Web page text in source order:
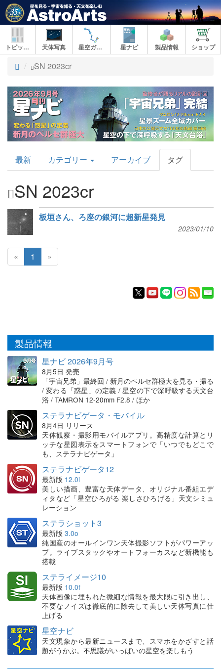
トピックス 天体写真 星空ガイド 星ナビ 製品情報 ショップ
ト
プ
SN 2023cr
AstroArts
Topics
最新 カテゴリー アーカイブ タグ
SN 2023cr
板垣さん、ろ座の銀河に超新星発見
2023/01/10
« 1 »
製品情報
星ナビ 2026年9月号
8月5日 発売
「宇宙兄弟」最終回 / 新月のペルセ群極大を見る・撮る
/ 変わる「惑星」の定義 / 星空の下で深呼吸する天文台
浴 / TAMRON 12-20mm F2.8 / ほか
ステラナビゲータ・モバイル
8月4日 リリース
天体観察・撮影用モバイルアプリ。高精度な計算とリ
ッチな星図表示をスマートフォンで「いつでもどこで
も、ステラナビゲータ」
ステラナビゲータ12
最新版 12.0i
美しい描画、豊富な天体データ、オリジナル番組エデ
ィタなど「星空ひろがる 楽しさひろげる」天文シミュ
レーション
ステラショット3
最新版 3.0o
純国産のオールインワン天体撮影ソフトがパワーアッ
プ。ライブスタックやオートフォーカスなど新機能も
搭載
ステライメージ10
最新版 10.0f
天体画像に埋もれた微細な情報を最大限に引き出し、
不要なノイズは徹底的に除去して美しい天体写真に仕
上げる
星空ナビ
天文現象から最新ニュースまで、スマホをかざすと話
題がうかぶ。不思議がいっぱいの星空を楽しもう